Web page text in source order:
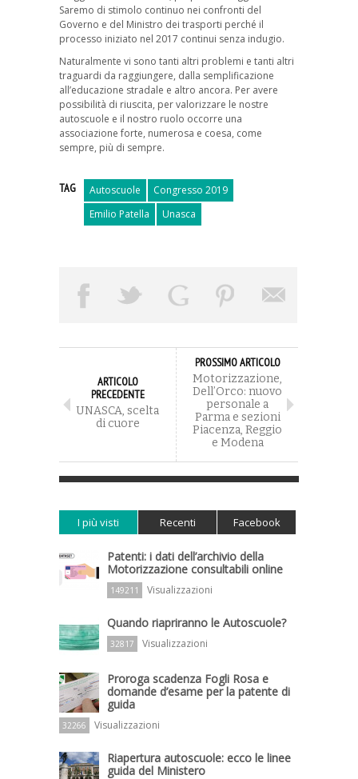
Saremo di stimolo continuo nei confronti del
Governo e del Ministro dei trasporti perché il
processo iniziato nel 2017 continui senza indugio.
Naturalmente vi sono tanti altri problemi e tanti altri
traguardi da raggiungere, dalla semplificazione
all’educazione stradale e altro ancora. Per avere
possibilità di riuscita, per valorizzare le nostre
autoscuole e il nostro ruolo occorre una
associazione forte, numerosa e coesa, come
sempre, più di sempre.
TAG Autoscuole
Congresso 2019
Emilio Patella
Unasca
ARTICOLO
PRECEDENTE
UNASCA, scelta
di cuore
PROSSIMO ARTICOLO
Motorizzazione,
Dell’Orco: nuovo
personale a
Parma e sezioni
Piacenza, Reggio
e Modena
I più visti Recenti Facebook
Patenti: i dati dell’archivio della
Motorizzazione consultabili online
149211 Visualizzazioni
Quando riapriranno le Autoscuole?
32817 Visualizzazioni
Proroga scadenza Fogli Rosa e
domande d’esame per la patente di
guida
32266 Visualizzazioni
Riapertura autoscuole: ecco le linee
guida del Ministero